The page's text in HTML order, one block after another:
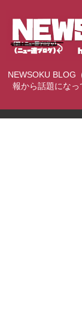
NEWSOKU BLOG
報から話題にな